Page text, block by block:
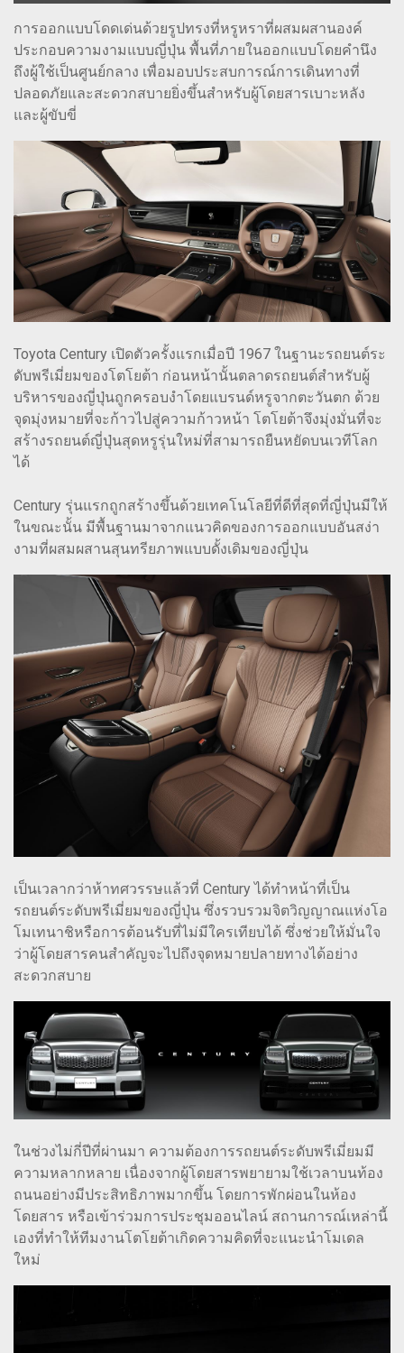
การออกแบบโดดเด่นด้วยรูปทรงที่หรูหราที่ผสมผสานองค์
ประกอบความงามแบบญี่ปุ่น พื้นที่ภายในออกแบบโดยคำนึง
ถึงผู้ใช้เป็นศูนย์กลาง เพื่อมอบประสบการณ์การเดินทางที่
ปลอดภัยและสะดวกสบายยิ่งขึ้นสำหรับผู้โดยสารเบาะหลัง
และผู้ขับขี่
Toyota Century เปิดตัวครั้งแรกเมื่อปี 1967 ในฐานะรถยนต์ระ
ดับพรีเมี่ยมของโตโยต้า ก่อนหน้านั้นตลาดรถยนต์สำหรับผู้
บริหารของญี่ปุ่นถูกครอบงำโดยแบรนด์หรูจากตะวันตก ด้วย
จุดมุ่งหมายที่จะก้าวไปสู่ความก้าวหน้า โตโยต้าจึงมุ่งมั่นที่จะ
สร้างรถยนต์ญี่ปุ่นสุดหรูรุ่นใหม่ที่สามารถยืนหยัดบนเวทีโลก
ได้
Century รุ่นแรกถูกสร้างขึ้นด้วยเทคโนโลยีที่ดีที่สุดที่ญี่ปุ่นมีให้
ในขณะนั้น มีพื้นฐานมาจากแนวคิดของการออกแบบอันสง่า
งามที่ผสมผสานสุนทรียภาพแบบดั้งเดิมของญี่ปุ่น
เป็นเวลากว่าห้าทศวรรษแล้วที่ Century ได้ทำหน้าที่เป็น
รถยนต์ระดับพรีเมี่ยมของญี่ปุ่น ซึ่งรวบรวมจิตวิญญาณแห่งโอ
โมเทนาชิหรือการต้อนรับที่ไม่มีใครเทียบได้ ซึ่งช่วยให้มั่นใจ
ว่าผู้โดยสารคนสำคัญจะไปถึงจุดหมายปลายทางได้อย่าง
สะดวกสบาย
ในช่วงไม่กี่ปีที่ผ่านมา ความต้องการรถยนต์ระดับพรีเมี่ยมมี
ความหลากหลาย เนื่องจากผู้โดยสารพยายามใช้เวลาบนท้อง
ถนนอย่างมีประสิทธิภาพมากขึ้น โดยการพักผ่อนในห้อง
โดยสาร หรือเข้าร่วมการประชุมออนไลน์ สถานการณ์เหล่านี้
เองที่ทำให้ทีมงานโตโยต้าเกิดความคิดที่จะแนะนำโมเดล
ใหม่